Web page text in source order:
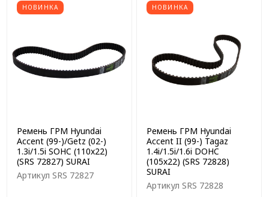
НОВИНКА
Ремень ГРМ Hyundai
Accent (99-)/Getz (02-)
1.3i/1.5i SOHC (110x22)
(SRS 72827) SURAI
Артикул SRS 72827
НОВИНКА
Ремень ГРМ Hyundai
Accent II (99-) Tagaz
1.4i/1.5i/1.6i DOHC
(105x22) (SRS 72828)
SURAI
Артикул SRS 72828